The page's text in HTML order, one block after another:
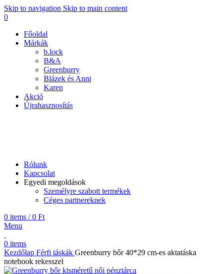
Skip to navigation Skip to main content
0
Főoldal
Márkák
b.lock
B&A
Greenburry
Blázek és Anni
Karen
Akció
Újrahasznosítás
Rólunk
Kapcsolat
Egyedi megoldások
Személyre szabott termékek
Céges partnereknek
0 items / 0 Ft
Menu
0 items
Kezdőlap Férfi táskák Greenburry bőr 40*29 cm-es aktatáska
notebook rekesszel